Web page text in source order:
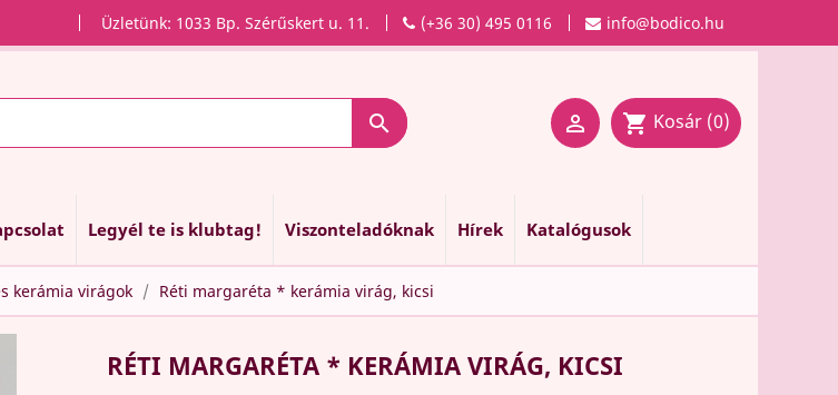
info@bodico.hu
(+36 30) 495 0116
Üzletünk: 1033 Bp. Szérűskert u. 11.
  shopping_cart Kosár (0)
Legyél te is klubtag! Viszonteladóknak Hírek Katalógusok
kerámia virágok Réti margaréta * kerámia virág, kicsi
RÉTI MARGARÉTA * KERÁMIA VIRÁG, KICSI